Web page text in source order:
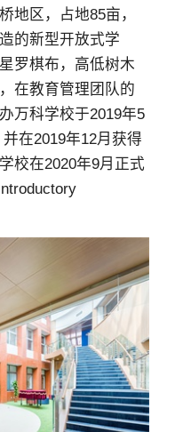
地区，占地85亩，
的新型开放式学
罗棋布，高低树木
在教育管理团队的
万科学校于2019年5
在2019年12月获得
校在2020年9月正式